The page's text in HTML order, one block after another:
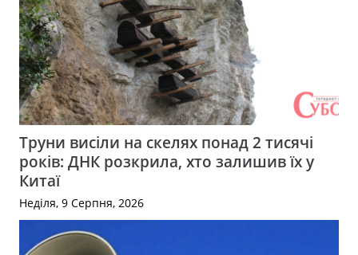
Труни висіли на скелях понад 2 тисячі
років: ДНК розкрила, хто залишив їх у
Китаї
Неділя, 9 Серпня, 2026